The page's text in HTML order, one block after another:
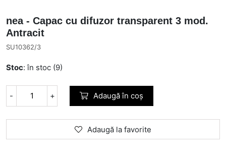
nea - Capac cu difuzor transparent 3 mod.
Antracit
SU10362/3
Stoc: în stoc (9)
- + Adaugă în coș
Adaugă la favorite